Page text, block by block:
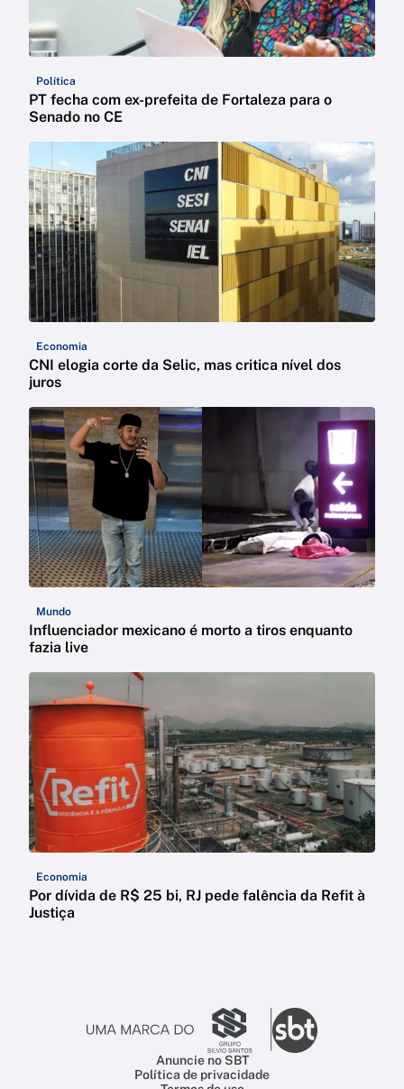
Política
PT fecha com ex-prefeita de Fortaleza para o
Senado no CE
Economia
CNI elogia corte da Selic, mas critica nível dos
juros
Mundo
Influenciador mexicano é morto a tiros enquanto
fazia live
Economia
Por dívida de R$ 25 bi, RJ pede falência da Refit à
Justiça
Anuncie no SBT
Política de privacidade